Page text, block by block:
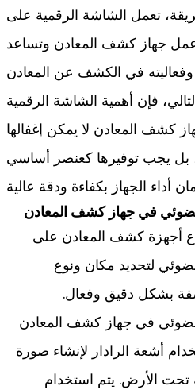
تعمل الشاشة الرقمية على
جهاز كشف المعادن وتساعد
في الكشف عن المعادن
فإن أهمية الشاشة الرقمية
كشف المعادن لا يمكن إغفالها
بل يجب توفيرها كعنصر أساسي
في جهاز كشف المعادن
أجهزة كشف المعادن على
لتحديد مكان ونوع
بشكل دقيق وفعال.
الضوئي في جهاز كشف المعادن
أشعة الرادار لإنشاء صورة
تحت الأرض. يتم استخدام